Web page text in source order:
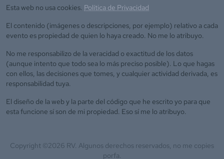
Esta web no usa cookies. Política de Privacidad
El contenido (imágenes o descripciones, por ejemplo) relativo a cada
evento es propiedad de quien lo haya creado. No me lo atribuyo.
No me responsabilizo de la veracidad o exactitud de los datos
(aunque intento que todo sea lo más preciso posible). Lo que hagas
con ellos, las decisiones que tomes, y cualquier actividad derivada, es
responsabilidad tuya.
El diseño de la web y la parte del código que he escrito yo para que
esta funcione sí son de mi propiedad. Eso sí me lo atribuyo.
Copyright ©2026 RV. Algunos derechos reservados, no me copies
porfa.